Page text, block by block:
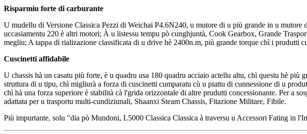
Risparmiu forte di carburante
U mudellu di Versione Classica Pezzi di Weichai P4.6N240, u mutore di u più grande in u
uccasiamentu 220 è altri motori; À u listessu tempu pò cunghjuntà, Cook Gearbox, Grande
megliu; A tappa di rializazione classificata di u drive hè 2400n.m, più grande torque chì i prudutti
Cuscinetti affidabile
U chassis hà un casatu più forte, è u quadru usa 180 quadru acciaio actellu altu, chì questu hè
struttura di u tipu, chì migliurà a forza di cuscinetti cumparatu cù u piattu di cunnessione di u
chì hà una forza superiore è stabilità cà l'grida orizzontale di altre prudutti concessionante. Per a
adattata per u trasportu multi-cundiziunali, Shaanxi Steam Chassis, Fitazione Militare, Fibile.
Più impurtante, solu "dia pò Mundoni, L5000 Classica Classica à traversu u Accessori Fating in